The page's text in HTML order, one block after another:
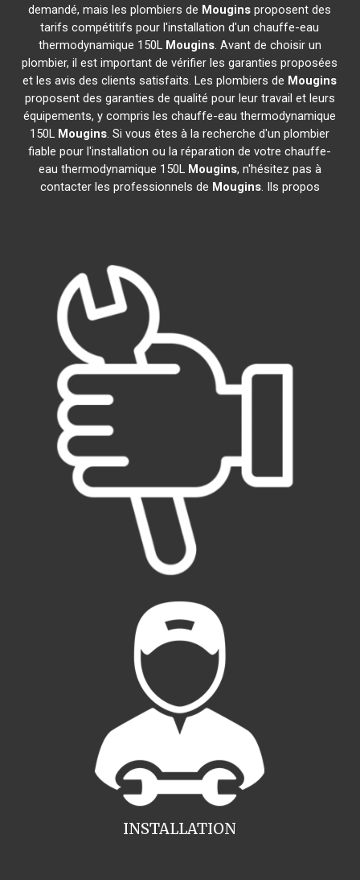
demandé, mais les plombiers de Mougins proposent des
tarifs compétitifs pour l'installation d'un chauffe-eau
thermodynamique 150L Mougins. Avant de choisir un
plombier, il est important de vérifier les garanties proposées
et les avis des clients satisfaits. Les plombiers de Mougins
proposent des garanties de qualité pour leur travail et leurs
équipements, y compris les chauffe-eau thermodynamique
150L Mougins. Si vous êtes à la recherche d'un plombier
fiable pour l'installation ou la réparation de votre chauffe-
eau thermodynamique 150L Mougins, n'hésitez pas à
contacter les professionnels de Mougins. Ils propos
INSTALLATION